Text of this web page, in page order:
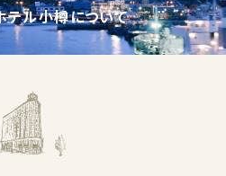
テル小樽について